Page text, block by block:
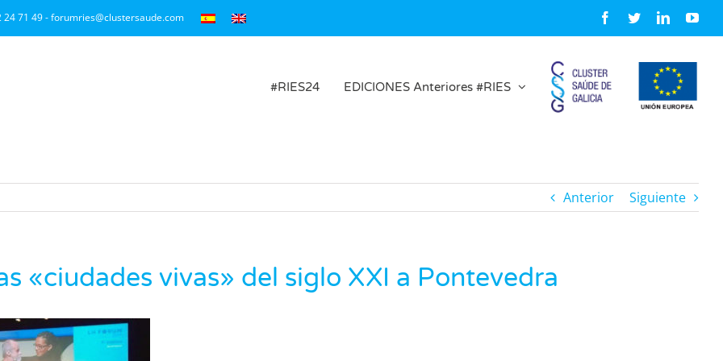
24 71 49 - forumries@clustersaude.com Facebook
TwitterLinkedIn
#RIES24 EDICIONES Anteriores #RIES
Anterior Siguiente
«ciudades vivas» del siglo XXI a Pontevedra